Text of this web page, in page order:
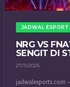
JADWAL ESPORT
NRG VS
SENGIT DI
27/11/2025
jadwalesports.com